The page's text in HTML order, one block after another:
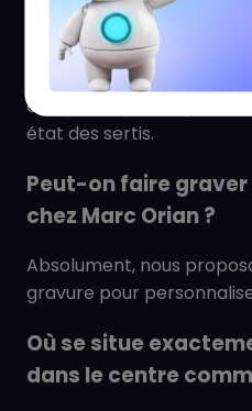
des services de
Oui, nous assurons la
compris le polissage, le
état des sertis.
Peut-on faire
chez Marc Orian ?
Absolument, nous
gravure pour
Où se situe
dans le centre